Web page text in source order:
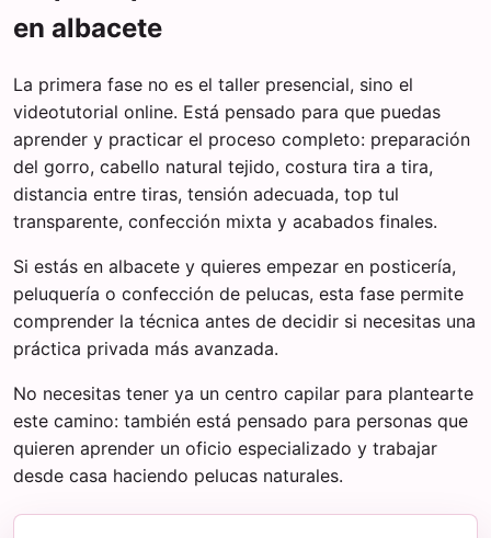
en albacete
La primera fase no es el taller presencial, sino el
videotutorial online. Está pensado para que puedas
aprender y practicar el proceso completo: preparación
del gorro, cabello natural tejido, costura tira a tira,
distancia entre tiras, tensión adecuada, top tul
transparente, confección mixta y acabados finales.
Si estás en albacete y quieres empezar en posticería,
peluquería o confección de pelucas, esta fase permite
comprender la técnica antes de decidir si necesitas una
práctica privada más avanzada.
No necesitas tener ya un centro capilar para plantearte
este camino: también está pensado para personas que
quieren aprender un oficio especializado y trabajar
desde casa haciendo pelucas naturales.